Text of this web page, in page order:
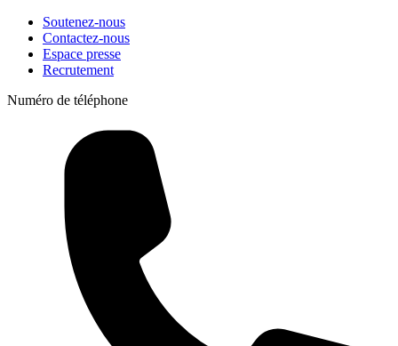
Soutenez-nous
Contactez-nous
Espace presse
Recrutement
Numéro de téléphone